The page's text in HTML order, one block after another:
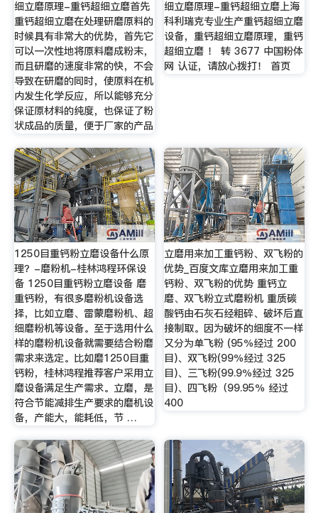
细立磨原理-重钙超细立磨首先
重钙超细立磨在处理研磨原料的
时候具有非常大的优势，首先它
可以一次性地将原料磨成粉末，
而且研磨的速度非常的快，不会
导致在研磨的同时，使原料在机
内发生化学反应，所以能够充分
保证原材料的纯度，也保证了粉
状成品的质量，便于厂家的产品
细立磨原理-重钙超细立磨上海
科利瑞克专业生产重钙超细立磨
设备，重钙超细立磨原理，重钙
超细立磨 ！ 转 3677 中国粉体
网 认证，请放心拨打！ 首页
1250目重钙粉立磨设备什么原
理？-磨粉机-桂林鸿程环保设
备 1250目重钙粉立磨设备 磨
重钙粉，有很多磨粉机设备选
择，比如立磨、雷蒙磨粉机、超
细磨粉机等设备。至于选用什么
样的磨粉机设备就需要结合粉磨
需求来选定。比如磨1250目重
钙粉，桂林鸿程推荐客户采用立
磨设备满足生产需求。立磨，是
符合节能减排生产要求的磨机设
备，产能大，能耗低，节 …
立磨用来加工重钙粉、双飞粉的
优势_百度文库立磨用来加工重
钙粉、双飞粉的优势 重钙立
磨、双飞粉立式磨粉机 重质碳
酸钙由石灰石经粗碎、破坏后直
接制取。因为破坏的细度不一样
又分为单飞粉 (95％经过 200
目)、双飞粉(99％经过 325
目)、三飞粉(99.9％经过 325
目)、四飞粉（99.95％ 经过
400